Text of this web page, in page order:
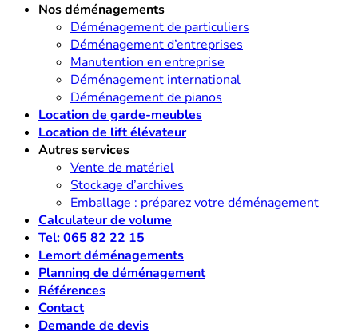
Nos déménagements
Déménagement de particuliers
Déménagement d’entreprises
Manutention en entreprise
Déménagement international
Déménagement de pianos
Location de garde-meubles
Location de lift élévateur
Autres services
Vente de matériel
Stockage d’archives
Emballage : préparez votre déménagement
Calculateur de volume
Tel: 065 82 22 15
Lemort déménagements
Planning de déménagement
Références
Contact
Demande de devis